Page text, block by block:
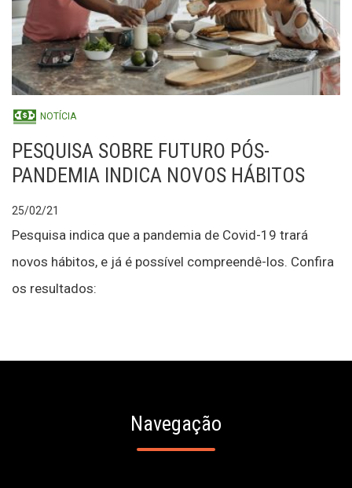
NOTÍCIA
PESQUISA SOBRE FUTURO PÓS-
PANDEMIA INDICA NOVOS HÁBITOS
25/02/21
Pesquisa indica que a pandemia de Covid-19 trará
novos hábitos, e já é possível compreendê-los. Confira
os resultados:
Navegação